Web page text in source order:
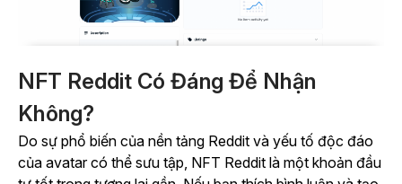
NFT Reddit Có Đáng Để Nhận
Không?
Do sự phổ biến của nền tảng Reddit và yếu tố độc đáo
của avatar có thể sưu tập, NFT Reddit là một khoản đầu